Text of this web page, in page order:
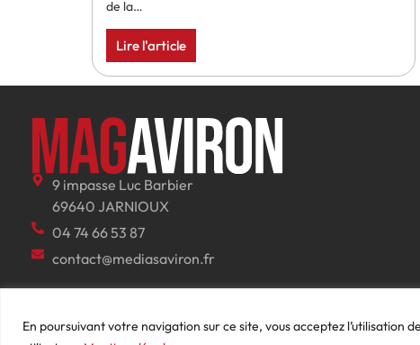
En poursuivant votre navigation sur ce site, vous acceptez l’utilisation
de la…
Lire l'article
9 impasse Luc Barbier
69640 JARNIOUX
04 74 66 53 87
contact@mediasaviron.fr